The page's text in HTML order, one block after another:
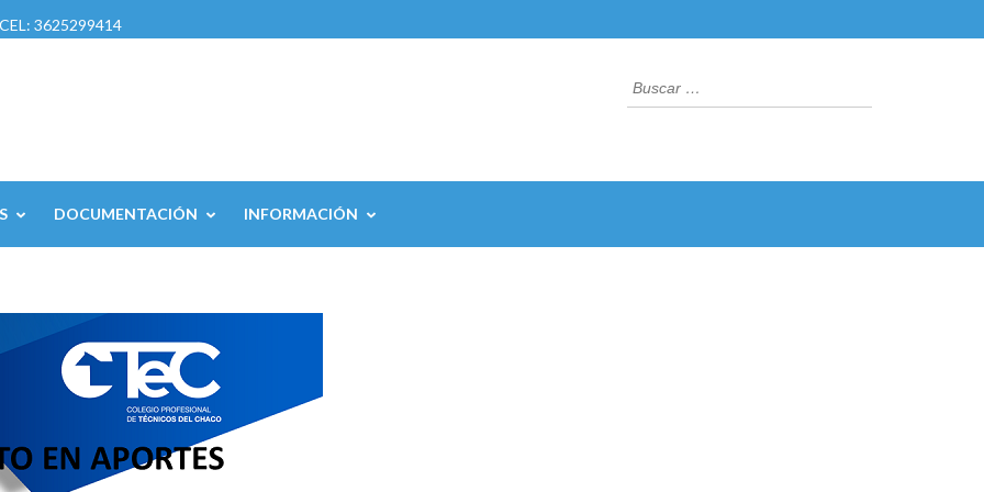
3625299414
Buscar:
DOCUMENTACIÓN INFORMACIÓN